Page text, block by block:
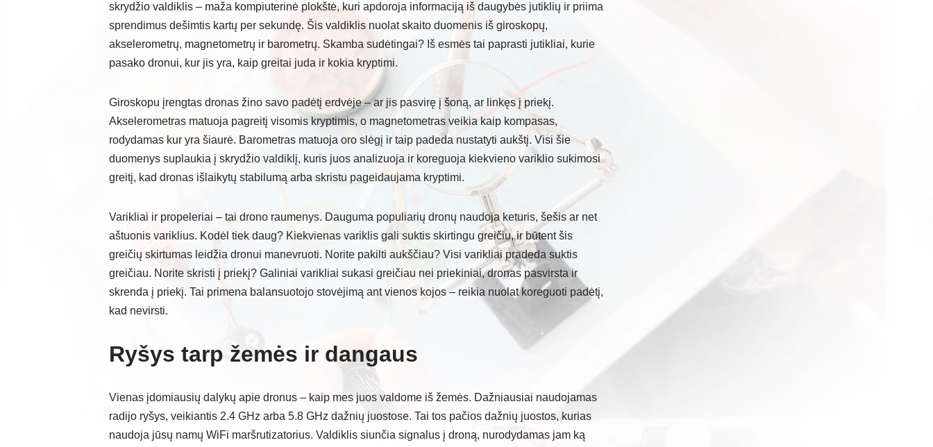
skrydžio valdiklis – maža kompiuterinė plokštė, kuri apdoroja informaciją iš daugybės jutiklių ir priima
sprendimus dešimtis kartų per sekundę. Šis valdiklis nuolat skaito duomenis iš giroskopų,
akselerometrų, magnetometrų ir barometrų. Skamba sudėtingai? Iš esmės tai paprasti jutikliai, kurie
pasako dronui, kur jis yra, kaip greitai juda ir kokia kryptimi.
Giroskopu įrengtas dronas žino savo padėtį erdvėje – ar jis pasvirę į šoną, ar linkęs į priekį.
Akselerometras matuoja pagreitį visomis kryptimis, o magnetometras veikia kaip kompasas,
rodydamas kur yra šiaurė. Barometras matuoja oro slėgį ir taip padeda nustatyti aukštį. Visi šie
duomenys suplaukia į skrydžio valdiklį, kuris juos analizuoja ir koreguoja kiekvieno variklio sukimosi
greitį, kad dronas išlaikytų stabilumą arba skristu pageidaujama kryptimi.
Varikliai ir propeleriai – tai drono raumenys. Dauguma populiarių dronų naudoja keturis, šešis ar net
aštuonis variklius. Kodėl tiek daug? Kiekvienas variklis gali suktis skirtingu greičiu, ir būtent šis
greičių skirtumas leidžia dronui manevruoti. Norite pakilti aukščiau? Visi varikliai pradeda suktis
greičiau. Norite skristi į priekį? Galiniai varikliai sukasi greičiau nei priekiniai, dronas pasvirsta ir
skrenda į priekį. Tai primena balansuotojo stovėjimą ant vienos kojos – reikia nuolat koreguoti padėtį,
kad nevirsti.
Ryšys tarp žemės ir dangaus
Vienas įdomiausių dalykų apie dronus – kaip mes juos valdome iš žemės. Dažniausiai naudojamas
radijo ryšys, veikiantis 2.4 GHz arba 5.8 GHz dažnių juostose. Tai tos pačios dažnių juostos, kurias
naudoja jūsų namų WiFi maršrutizatorius. Valdiklis siunčia signalus į droną, nurodydamas jam ką